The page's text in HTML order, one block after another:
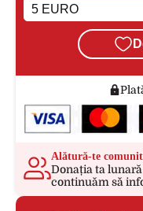
Alătură-te
Donația ta
continuăm să